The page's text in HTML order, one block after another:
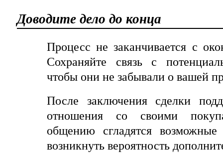
Доводитедело до конца
Процесс не заканчивается с
Сохраняйте связь с
чтобы они не забывали о вашей
После заключения сделки
отношения со своими
общению сгладятся
возникнуть вероятность